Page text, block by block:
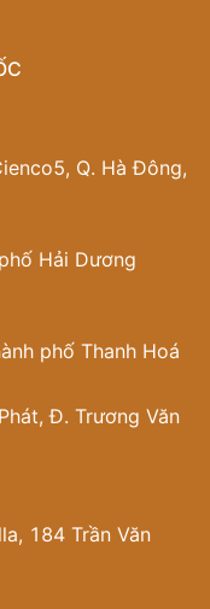
Q. Hà Đông,
Hải Dương
phố Thanh Hoá
Đ. Trương Văn
184 Trần Văn